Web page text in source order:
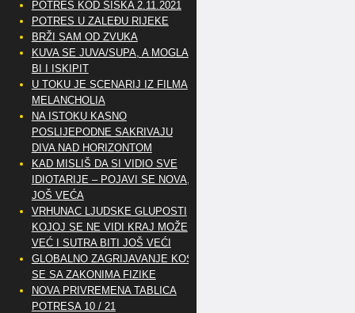
POTRES KOD SISKA 2.11.2021
POTRES U ZALEĐU RIJEKE
BRŽI SAM OD ZVUKA
KUVA SE JUVA/SUPA, A MOGLA
BI I ISKIPIT
U TOKU JE SCENARIJ IZ FILMA
MELANCHOLIA
NA ISTOKU KASNO
POSLIJEPODNE SAKRIVAJU
DIVA NAD HORIZONTOM
KAD MISLIŠ DA SI VIDIO SVE
IDIOTARIJE – POJAVI SE NOVA,..
JOŠ VEĆA
VRHUNAC LJUDSKE GLUPOSTI
KOJOJ SE NE VIDI KRAJ MOŽE
VEĆ I SUTRA BITI JOŠ VEĆI
GLOBALNO ZAGRIJAVANJE KOSI
SE SA ZAKONIMA FIZIKE
NOVA PRIVREMENA TABLICA
POTRESA 10 / 21